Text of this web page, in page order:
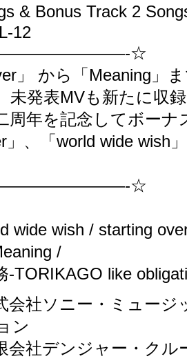
& Bonus Track 2
12
☆
」 から「Meaning」
未発表MVも新たに収
周年を記念してボーナ
」、「world wide wish
☆
wide wish / starting
/
-TORIKAGO like
会社ソニー・ミュージ
ン
会社デンジャー・クル